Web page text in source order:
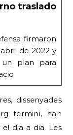
traslado
firmaron
de 2022 y
plan para
dissenyades
termini, han
dia a dia. Les